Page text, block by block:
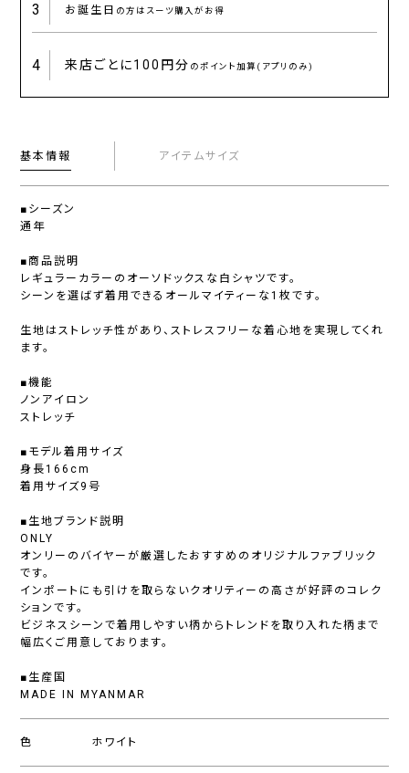
3 お誕生日 の方はスーツ購入がお得
4 来店ごとに100円分 のポイント加算(アプリのみ)
基本情報 アイテムサイズ
■シーズン
通年
■商品説明
レギュラーカラーのオーソドックスな白シャツです。
シーンを選ばず着用できるオールマイティーな1枚です。
生地はストレッチ性があり、ストレスフリーな着心地を実現してくれ
ます。
■機能
ノンアイロン
ストレッチ
■モデル着用サイズ
身長166cm
着用サイズ9号
■生地ブランド説明
ONLY
オンリーのバイヤーが厳選したおすすめのオリジナルファブリック
です。
インポートにも引けを取らないクオリティーの高さが好評のコレク
ションです。
ビジネスシーンで着用しやすい柄からトレンドを取り入れた柄まで
幅広くご用意しております。
■生産国
MADE IN MYANMAR
色 ホワイト